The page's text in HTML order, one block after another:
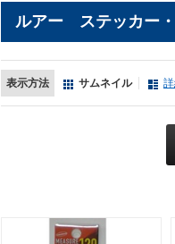
ルアー ステッカー
表示方法 サムネイル